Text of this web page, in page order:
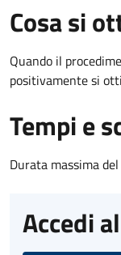
Cosa si
Quando il
positivamente si
Tempi e
Durata massima
Accedi